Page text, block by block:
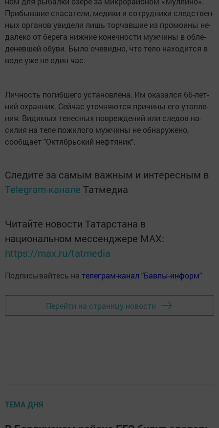
При­быв­шие спа­сате­ли, ме­дики и сот­рудни­ки следс­твен­
ных ор­га­нов уви­дели лишь тор­чавшие из про­мо­ины не­
дале­ко от бе­рега ниж­ние ко­неч­ности муж­чи­ны в об­ле­
денев­шей обу­ви. Было оче­вид­но, что те­ло на­ходит­ся в
во­де уже не один час.
Лич­ность по­гиб­ше­го ус­та­нов­ле­на. Им ока­зал­ся 66-лет­
ний ох­ранник. Сей­час уточ­ня­ют­ся при­чины его утоп­ле­
ния. Види­мых те­лес­ных пов­режде­ний или сле­дов на­
силия на те­ле по­жило­го муж­чи­ны не об­на­руже­но,
сообщает "Октябрьский нефтяник".
Следите за самым важным и интересным в
Telegram-канале Татмедиа
Читайте новости Татарстана в
национальном мессенджере MАХ:
https://max.ru/tatmedia
Подписывайтесь на телеграм-канал "Бавлы-информ"
Перейти на страницу новости
ТЕМА ДНЯ